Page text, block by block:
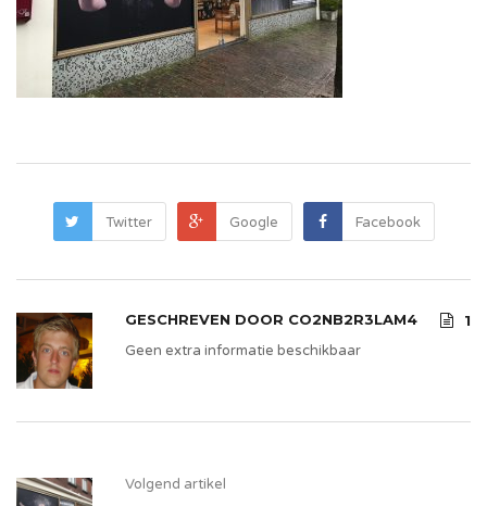
Twitter Google Facebook
GESCHREVEN DOOR CO2NB2R3LAM4
1
Geen extra informatie beschikbaar
Volgend artikel